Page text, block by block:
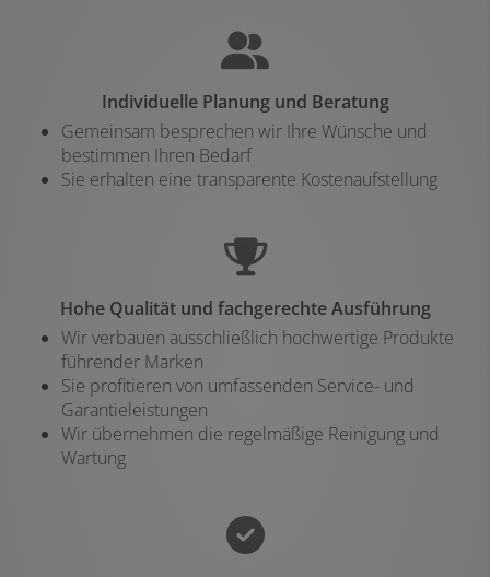
Individuelle Planung und Beratung
Gemeinsam besprechen wir Ihre Wünsche und
bestimmen Ihren Bedarf
Sie erhalten eine transparente Kostenaufstellung
Hohe Qualität und fachgerechte Ausführung
Wir verbauen ausschließlich hochwertige Produkte
führender Marken
Sie profitieren von umfassenden Service- und
Garantieleistungen
Wir übernehmen die regelmäßige Reinigung und
Wartung